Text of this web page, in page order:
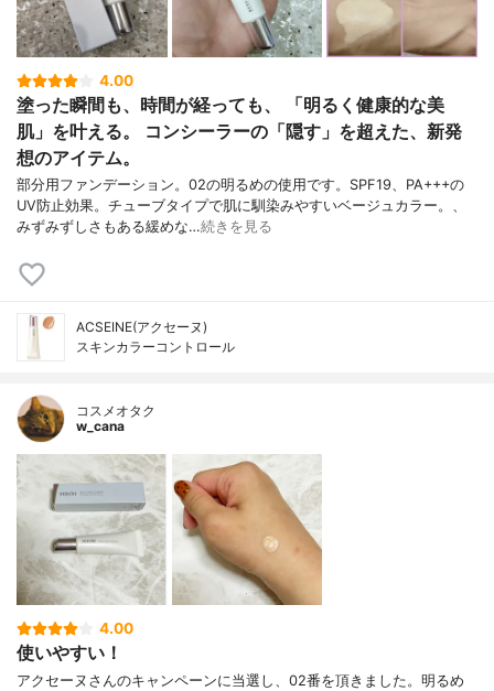
4.00
塗った瞬間も、時間が経っても、 「明るく健康的な美
肌」を叶える。 コンシーラーの「隠す」を超えた、新発
想のアイテム。
部分用ファンデーション。02の明るめの使用です。SPF19、PA+++の
UV防止効果。チューブタイプで肌に馴染みやすいベージュカラー。、
みずみずしさもある緩めな…続きを見る
ACSEINE(アクセーヌ)
スキンカラーコントロール
コスメオタク
w_cana
4.00
使いやすい！
アクセーヌさんのキャンペーンに当選し、02番を頂きました。明るめ